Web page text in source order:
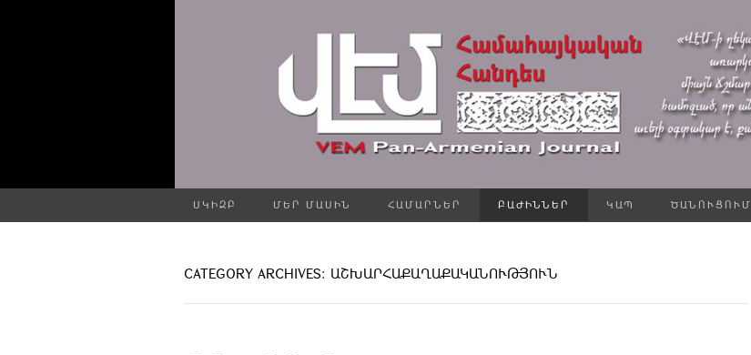
ՍԿԻԶԲ ՄԵՐ ՄԱՍԻՆ ՀԱՄԱՐՆԵՐ ԲԱԺԻՆՆԵՐ ԿԱՊ ԾԱՆՈՒՑՈՒՄ
CATEGORY ARCHIVES: ԱՇԽԱՐՀԱՔԱՂԱՔԱԿԱՆՈՒԹՅՈՒՆ